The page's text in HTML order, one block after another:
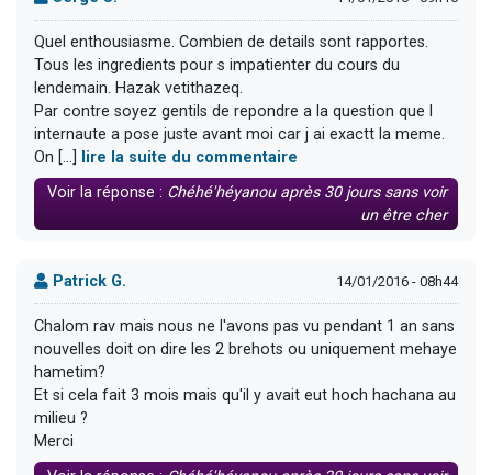
Quel enthousiasme. Combien de details sont rapportes.
Tous les ingredients pour s impatienter du cours du
lendemain. Hazak vetithazeq.
Par contre soyez gentils de repondre a la question que l
internaute a pose juste avant moi car j ai exactt la meme.
On [...]
lire la suite du commentaire
Voir la réponse : Chéhé'héyanou après 30 jours sans voir
un être cher
Patrick G. 14/01/2016 - 08h44
Chalom rav mais nous ne l'avons pas vu pendant 1 an sans
nouvelles doit on dire les 2 brehots ou uniquement mehaye
hametim?
Et si cela fait 3 mois mais qu'il y avait eut hoch hachana au
milieu ?
Merci